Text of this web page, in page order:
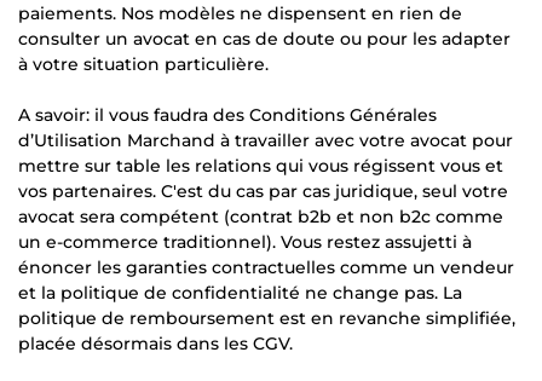
paiements. Nos modèles ne dispensent en rien de
consulter un avocat en cas de doute ou pour les adapter
à votre situation particulière.
A savoir: il vous faudra des Conditions Générales
d’Utilisation Marchand à travailler avec votre avocat pour
mettre sur table les relations qui vous régissent vous et
vos partenaires. C'est du cas par cas juridique, seul votre
avocat sera compétent (contrat b2b et non b2c comme
un e-commerce traditionnel). Vous restez assujetti à
énoncer les garanties contractuelles comme un vendeur
et la politique de confidentialité ne change pas. La
politique de remboursement est en revanche simplifiée,
placée désormais dans les CGV.